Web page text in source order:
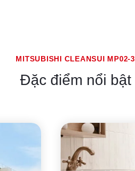
MITSUBISHI CLEANSUI MP02-3
Đặc điểm nổi bật